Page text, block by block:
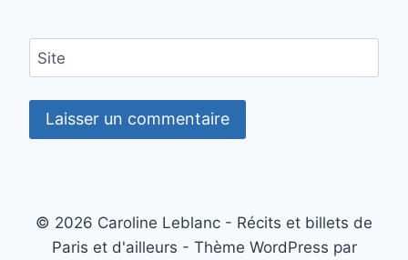
Site
© 2026 Caroline Leblanc - Récits et billets de
Paris et d'ailleurs - Thème WordPress par